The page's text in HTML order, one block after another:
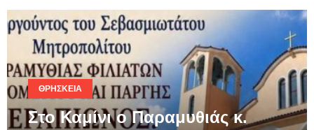
ΘΡΗΣΚΕΊΑ
Στο Καμίνι ο Παραμυθιάς κ.